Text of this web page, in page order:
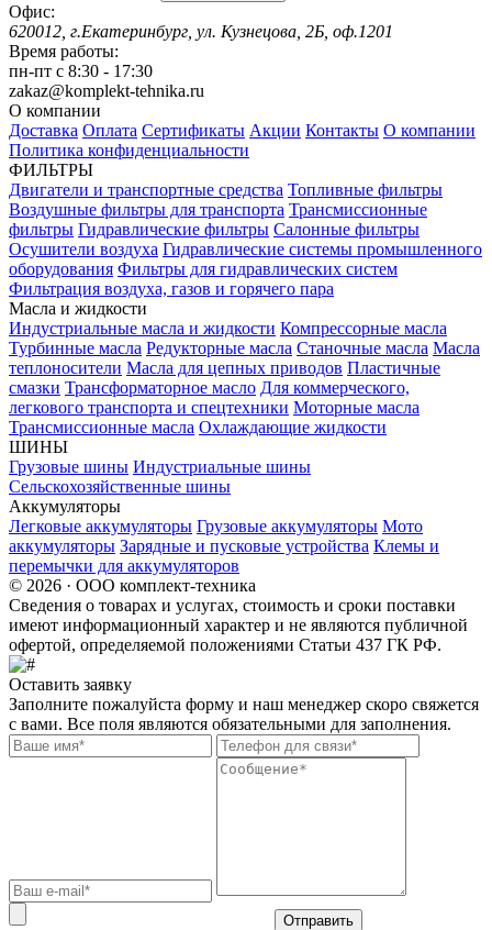
Офис:
620012, г.Екатеринбург, ул. Кузнецова, 2Б, оф.1201
Время работы:
пн-пт с 8:30 - 17:30
zakaz@komplekt-tehnika.ru
О компании
Доставка Оплата Сертификаты Акции Контакты О компании
Политика конфиденциальности
ФИЛЬТРЫ
Двигатели и транспортные средства Топливные фильтры
Воздушные фильтры для транспорта Трансмиссионные
фильтры Гидравлические фильтры Салонные фильтры
Осушители воздуха Гидравлические системы промышленного
оборудования Фильтры для гидравлических систем
Фильтрация воздуха, газов и горячего пара
Масла и жидкости
Индустриальные масла и жидкости Компрессорные масла
Турбинные масла Редукторные масла Станочные масла Масла
теплоносители Масла для цепных приводов Пластичные
смазки Трансформаторное масло Для коммерческого,
легкового транспорта и спецтехники Моторные масла
Трансмиссионные масла Охлаждающие жидкости
ШИНЫ
Грузовые шины Индустриальные шины
Сельскохозяйственные шины
Аккумуляторы
Легковые аккумуляторы Грузовые аккумуляторы Мото
аккумуляторы Зарядные и пусковые устройства Клемы и
перемычки для аккумуляторов
© 2026 · ООО комплект-техника
Сведения о товарах и услугах, стоимость и сроки поставки
имеют информационный характер и не являются публичной
офертой, определяемой положениями Статьи 437 ГК РФ.
Оставить заявку
Заполните пожалуйста форму и наш менеджер скоро свяжется
с вами. Все поля являются обязательными для заполнения.
Отправить